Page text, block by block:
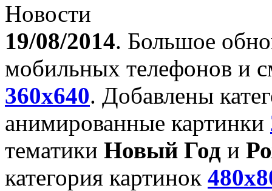
Новости
19/08/2014. Большое
мобильных телефонов и
360x640. Добавлены
анимированные картинки
тематики Новый Год и
категория картинок